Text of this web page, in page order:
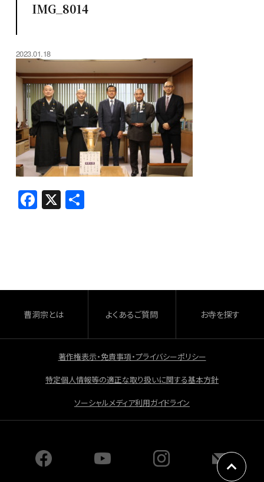
IMG_8014
2023.01.18
F
a
o
o
k
X 共
曹洞宗とは よくあるご質問 お寺を探す
著作権表示・免責事項・プライバシーポリシー
特定個人情報等の適正な取り扱いに関する基本方針
ソーシャルメディア利用ガイドライン